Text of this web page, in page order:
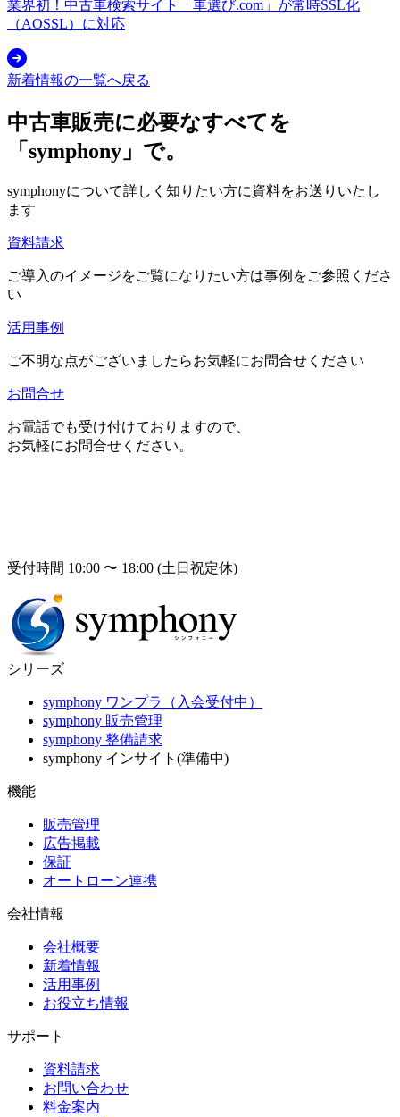
業界初！中古車検索サイト「車選び.com」が常時SSL化
（AOSSL）に対応
新着情報の一覧へ戻る
中古車販売に必要なすべてを
「symphony」で。
symphonyについて詳しく知りたい方に資料をお送りいたし
ます
資料請求
ご導入のイメージをご覧になりたい方は事例をご参照くださ
い
活用事例
ご不明な点がございましたらお気軽にお問合せください
お問合せ
お電話でも受け付けておりますので、
お気軽にお問合せください。
受付時間 10:00 〜 18:00 (土日祝定休)
シリーズ
symphony ワンプラ（入会受付中）
symphony 販売管理
symphony 整備請求
symphony インサイト(準備中)
機能
販売管理
広告掲載
保証
オートローン連携
会社情報
会社概要
新着情報
活用事例
お役立ち情報
サポート
資料請求
お問い合わせ
料金案内